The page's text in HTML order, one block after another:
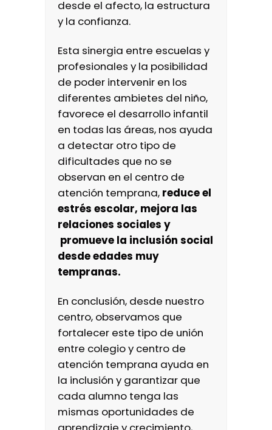
desde el afecto, la estructura
y la confianza.
Esta sinergia entre escuelas y
profesionales y la posibilidad
de poder intervenir en los
diferentes ambietes del niño,
favorece el desarrollo infantil
en todas las áreas, nos ayuda
a detectar otro tipo de
dificultades que no se
observan en el centro de
atención temprana, reduce el
estrés escolar, mejora las
relaciones sociales y
promueve la inclusión social
desde edades muy
tempranas.
En conclusión, desde nuestro
centro, observamos que
fortalecer este tipo de unión
entre colegio y centro de
atención temprana ayuda en
la inclusión y garantizar que
cada alumno tenga las
mismas oportunidades de